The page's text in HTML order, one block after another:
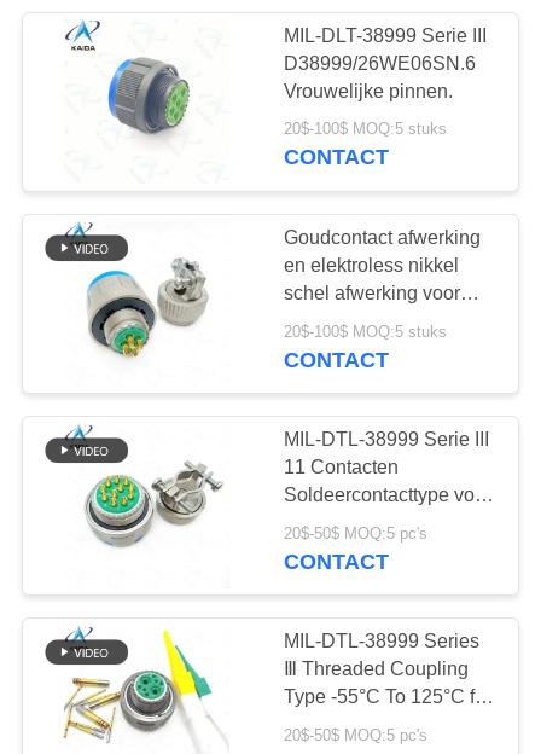
met een vermogen
van niet meer dan
11
Aanhangsel
accessoires
Verbindingskabels
MIL-DLT-38999 Serie III
D38999/26WE06SN.6
Vrouwelijke pinnen.
20$-100$ MOQ:5 stuks
CONTACT
Goudcontact afwerking
en elektroless nikkel
schel afwerking voor
MIL-DTL-38999 serie III
in hoge vraag
20$-100$ MOQ:5 stuks
CONTACT
MIL-DTL-38999 Serie III
11 Contacten
Soldeercontacttype voor
extreme
omstandigheden en
H +M85049/38-
19N.8D5&TV06 Serie.
20$-50$ MOQ:5 pc's
CONTACT
MIL-DTL-38999 Series
Ⅲ Threaded Coupling
Type -55°C To 125°C for
High Temperature
20$-50$ MOQ:5 pc's